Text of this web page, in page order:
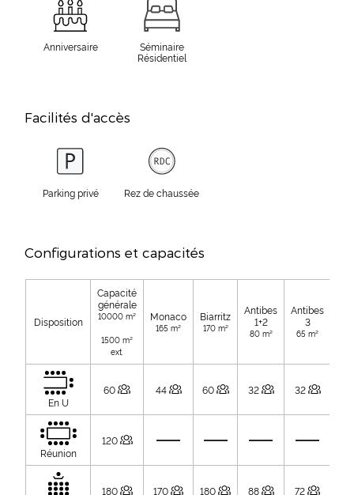
Anniversaire
Séminaire
Résidentiel
Facilités d'accès
Parking privé Rez de chaussée
Configurations et capacités
Disposition
Capacité
générale
10000 m²
1500 m²
ext.
Monaco
165 m²
Biarritz
170 m²
Antibes
1+2
80 m²
Antibes
3
65 m²
En U
60 44 60 32 32
Réunion
120
180 170 180 88 72